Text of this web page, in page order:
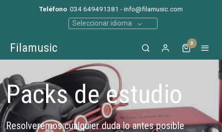
Teléfono 034 649491381 - info@filamusic.com
Seleccionar idioma
Filamusic 0
Packs de estudio
Resolveremos cualquier duda lo antes posible